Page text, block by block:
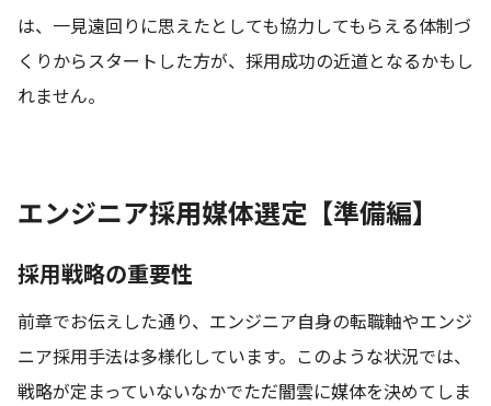
は、一見遠回りに思えたとしても協力してもらえる体制づ
くりからスタートした方が、採用成功の近道となるかもし
れません。
エンジニア採用媒体選定【準備編】
採用戦略の重要性
前章でお伝えした通り、エンジニア自身の転職軸やエンジ
ニア採用手法は多様化しています。このような状況では、
戦略が定まっていないなかでただ闇雲に媒体を決めてしま